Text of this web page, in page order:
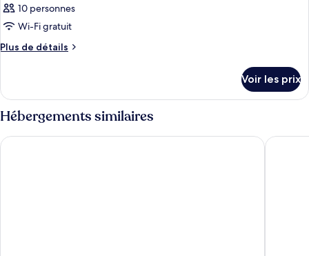
10 personnes
Wi-Fi gratuit
Plus de détails
Plus
le
type
de
chambre
Chambre
Voir les prix
Hébergements similaires
Point A London Kings Cross - St Pancras